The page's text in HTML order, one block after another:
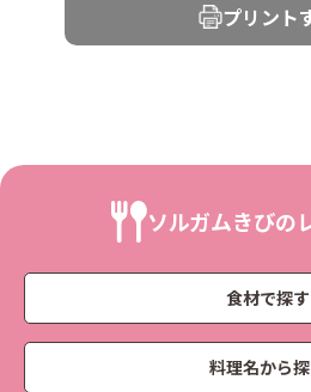
プリント
ソルガムきびの
食材で探す
料理名から